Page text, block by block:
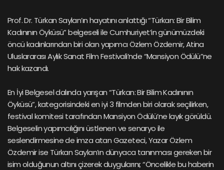
Prof. Dr. Türkan Saylan’ın hayatını anlattığı “Türkan: Bir Bilim
Kadınının Öyküsü” belgeseli ile Cumhuriyet’in günümüzdeki
öncü kadınlarından biri olan yapımcı Özlem Özdemir, Atina
Uluslararası Aylık Sanat Film Festivali’nde “Mansiyon Ödülü”ne
hak kazandı.
En İyi Belgesel dalında yarışan “Türkan: Bir Bilim Kadınının
Öyküsü”, kategorisindeki en iyi 3 filmden biri olarak seçilirken,
festival komitesi tarafından Mansiyon Ödülü’ne layık görüldü.
Belgeselin yapımcılığını üstlenen ve senaryo ile
seslendirmesine de imza atan Gazeteci, Yazar Özlem
Özdemir ise Türkan Saylan’ın dünyaca tanınması gereken bir
isim olduğunun altını çizerek duygularını; “Öncelikle bu haberin